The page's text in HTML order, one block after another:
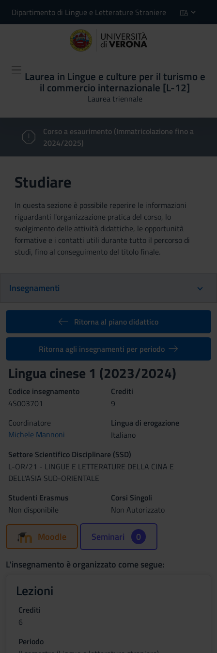
Dipartimento di Lingue e Letterature Straniere ITA
Laurea in Lingue e culture per il turismo e
il commercio internazionale [L-12]
Laurea triennale
Corso a esaurimento (Immatricolazione fino a
2024/2025)
Studiare
In questa sezione è possibile reperire le informazioni
riguardanti l'organizzazione pratica del corso, lo
svolgimento delle attività didattiche, le opportunità
formative e i contatti utili durante tutto il percorso di
studi, fino al conseguimento del titolo finale.
Insegnamenti
Ritorna al piano didattico
Ritorna agli insegnamenti per periodo
Lingua cinese 1 (2023/2024)
Codice insegnamento
4S003701
Crediti
9
Coordinatore
Michele Mannoni
Lingua di erogazione
Italiano
Settore Scientifico Disciplinare (SSD)
L-OR/21 - LINGUE E LETTERATURE DELLA CINA E
DELL'ASIA SUD-ORIENTALE
Studenti Erasmus
Non disponibile
Corsi Singoli
Non Autorizzato
Moodle Seminari 0
L'insegnamento è organizzato come segue:
Lezioni
Crediti
6
Periodo